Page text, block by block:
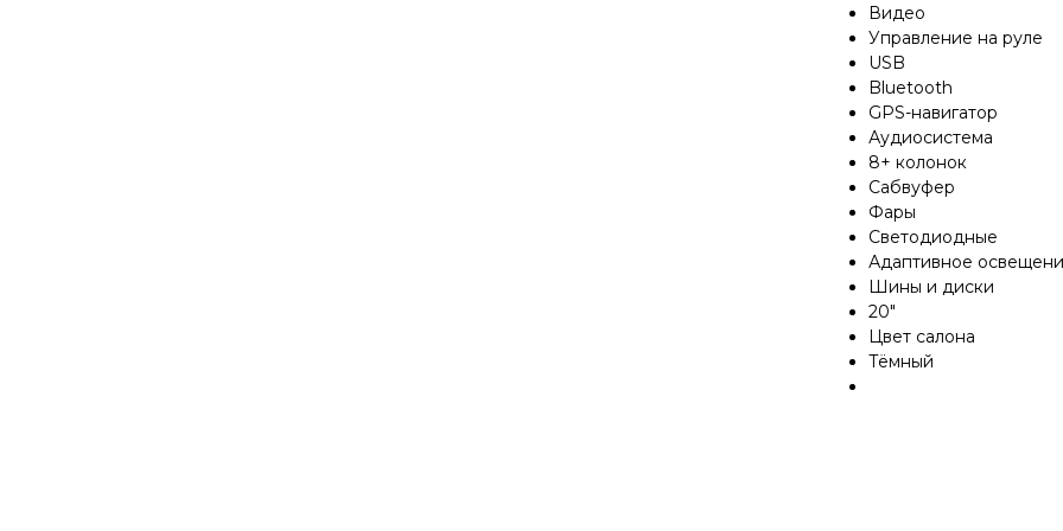
Видео
Управление на руле
USB
Bluetooth
GPS-навигатор
Аудиосистема
8+ колонок
Сабвуфер
Фары
Светодиодные
Адаптивное
Шины и диски
20"
Цвет салона
Тёмный